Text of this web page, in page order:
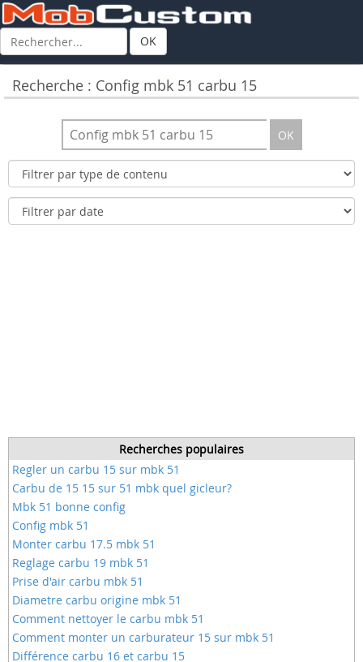
OK
Recherche : Config mbk 51 carbu 15
OK
Recherches populaires
Regler un carbu 15 sur mbk 51
Carbu de 15 15 sur 51 mbk quel gicleur?
Mbk 51 bonne config
Config mbk 51
Monter carbu 17.5 mbk 51
Reglage carbu 19 mbk 51
Prise d'air carbu mbk 51
Diametre carbu origine mbk 51
Comment nettoyer le carbu mbk 51
Comment monter un carburateur 15 sur mbk 51
Différence carbu 16 et carbu 15